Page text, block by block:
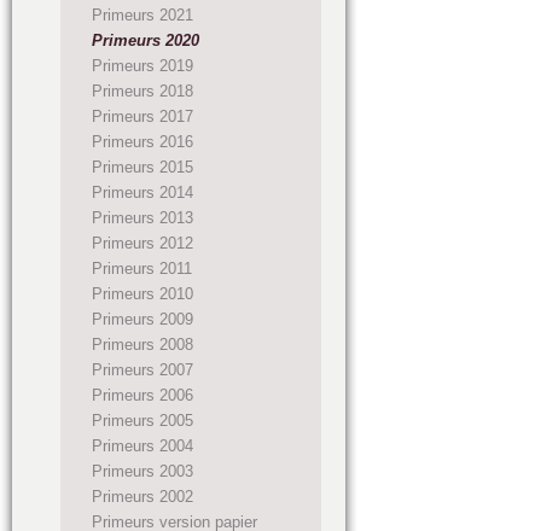
Primeurs 2021
Primeurs 2020
Primeurs 2019
Primeurs 2018
Primeurs 2017
Primeurs 2016
Primeurs 2015
Primeurs 2014
Primeurs 2013
Primeurs 2012
Primeurs 2011
Primeurs 2010
Primeurs 2009
Primeurs 2008
Primeurs 2007
Primeurs 2006
Primeurs 2005
Primeurs 2004
Primeurs 2003
Primeurs 2002
Primeurs version papier